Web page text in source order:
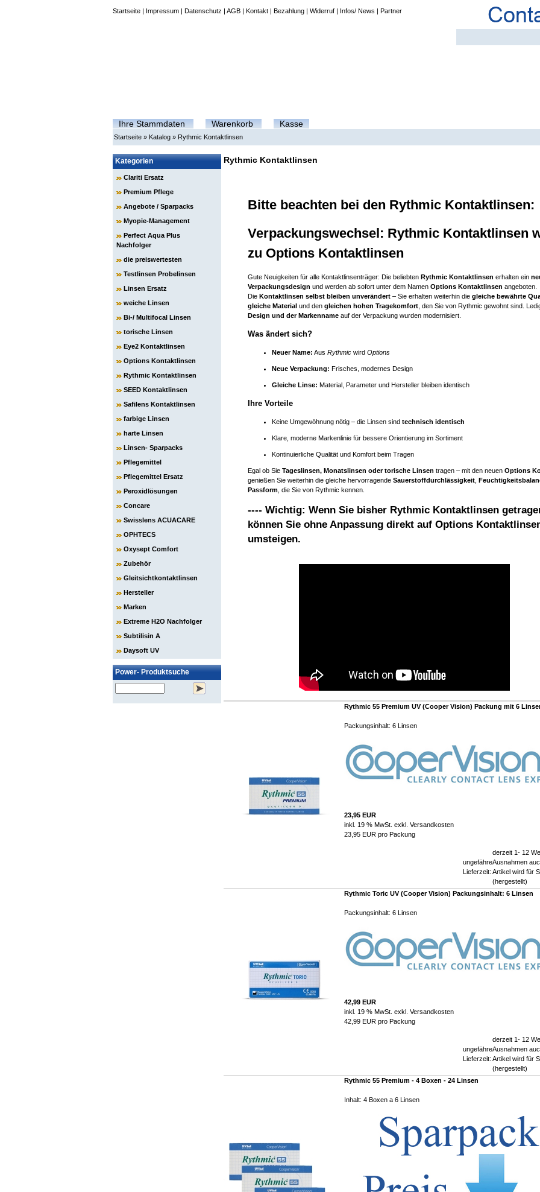
Startseite | Impressum | Datenschutz | AGB | Kontakt | Bezahlung | Widerruf | Infos/ News | Partner
Ihre Stammdaten Warenkorb Kasse
Startseite » Katalog » Rythmic Kontaktlinsen
Kategorien
Clariti Ersatz
Premium Pflege
Angebote / Sparpacks
Myopie-Management
Perfect Aqua Plus
Nachfolger
die preiswertesten
Testlinsen Probelinsen
Linsen Ersatz
weiche Linsen
Bi-/ Multifocal Linsen
torische Linsen
Eye2 Kontaktlinsen
Options Kontaktlinsen
Rythmic Kontaktlinsen
SEED Kontaktlinsen
Safilens Kontaktlinsen
farbige Linsen
harte Linsen
Linsen- Sparpacks
Pflegemittel
Pflegemittel Ersatz
Peroxidlösungen
Concare
Swisslens ACUACARE
OPHTECS
Oxysept Comfort
Zubehör
Gleitsichtkontaktlinsen
Hersteller
Marken
Extreme H2O Nachfolger
Subtilisin A
Daysoft UV
Power- Produktsuche
Rythmic Kontaktlinsen
Bitte beachten bei den Rythmic Kontaktlinsen:
Verpackungswechsel: Rythmic Kontaktlinsen
zu Options Kontaktlinsen
Gute Neuigkeiten für alle Kontaktlinsenträger: Die beliebten Rythmic Kontaktlinsen erhalten ein
Verpackungsdesign und werden ab sofort unter dem Namen Options Kontaktlinsen angeboten.
Die Kontaktlinsen selbst bleiben unverändert – Sie erhalten weiterhin die gleiche bewährte
gleiche Material und den gleichen hohen Tragekomfort , den Sie von Rythmic gewohnt sind.
Design und der Markenname auf der Verpackung wurden modernisiert.
Was ändert sich?
Neuer Name: Aus Rythmic wird Options
Neue Verpackung: Frisches, modernes Design
Gleiche Linse: Material, Parameter und Hersteller bleiben identisch
Ihre Vorteile
Keine Umgewöhnung nötig – die Linsen sind technisch identisch
Klare, moderne Markenlinie für bessere Orientierung im Sortiment
Kontinuierliche Qualität und Komfort beim Tragen
Egal ob Sie Tageslinsen, Monatslinsen oder torische Linsen tragen – mit den neuen Options
genießen Sie weiterhin die gleiche hervorragende Sauerstoffdurchlässigkeit
Passform , die Sie von Rythmic kennen.
---- Wichtig: Wenn Sie bisher Rythmic Kontaktlinsen
können Sie ohne Anpassung direkt auf Options
umsteigen.
Rythmic 55 Premium UV (Cooper Vision) Packung mit 6
Packungsinhalt: 6 Linsen
23,95 EUR
inkl. 19 % MwSt. exkl. Versandkosten
23,95 EUR pro Packung
ungefähre
Lieferzeit:
derzeit 1- 12
Ausnahmen
Artikel wird für
(hergestellt)
Rythmic Toric UV (Cooper Vision) Packungsinhalt: 6 Linsen
Packungsinhalt: 6 Linsen
42,99 EUR
inkl. 19 % MwSt. exkl. Versandkosten
42,99 EUR pro Packung
ungefähre
Lieferzeit:
derzeit 1- 12
Ausnahmen
Artikel wird für
(hergestellt)
Rythmic 55 Premium - 4 Boxen - 24 Linsen
Inhalt: 4 Boxen a 6 Linsen